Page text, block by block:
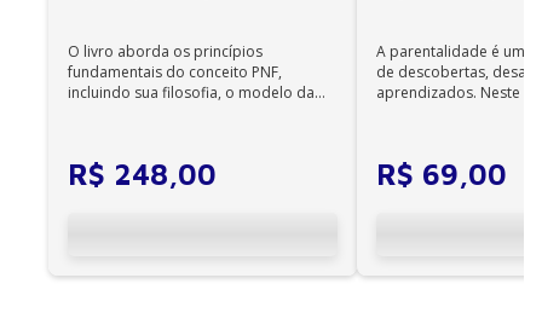
O livro aborda os princípios
fundamentais do conceito PNF,
incluindo sua filosofia, o modelo da
R$ 248,00
A parentalidade é uma
de descobertas,
aprendizados. Neste
R$ 69,00